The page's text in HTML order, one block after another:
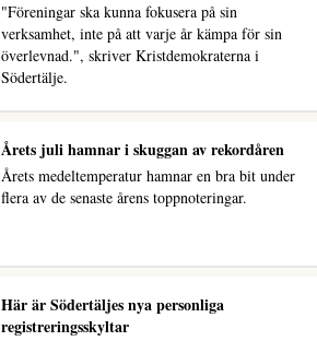
"Föreningar ska kunna fokusera på sin
verksamhet, inte på att varje år kämpa för sin
överlevnad.", skriver Kristdemokraterna i
Södertälje.
Årets juli hamnar i skuggan av rekordåren
Årets medeltemperatur hamnar en bra bit under
flera av de senaste årens toppnoteringar.
Här är Södertäljes nya personliga
registreringsskyltar